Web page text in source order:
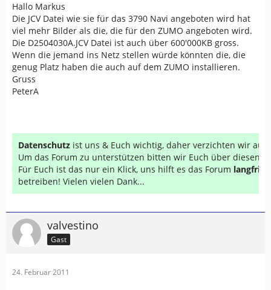
Hallo Markus
Die JCV Datei wie sie für das 3790 Navi angeboten wird hat
viel mehr Bilder als die, die für den ZUMO angeboten wird.
Die D2504030A.JCV Datei ist auch über 600'000KB gross.
Wenn die jemand ins Netz stellen würde könnten die, die
genug Platz haben die auch auf dem ZUMO installieren.
Gruss
PeterA
Datenschutz ist uns & Euch wichtig, daher verzichten wir auf
Um das Forum zu unterstützen bitten wir Euch über diesen
Für Euch ist das nur ein Klick, uns hilft es das Forum
betreiben! Vielen vielen Dank...
valvestino
Gast
24. Februar 2011